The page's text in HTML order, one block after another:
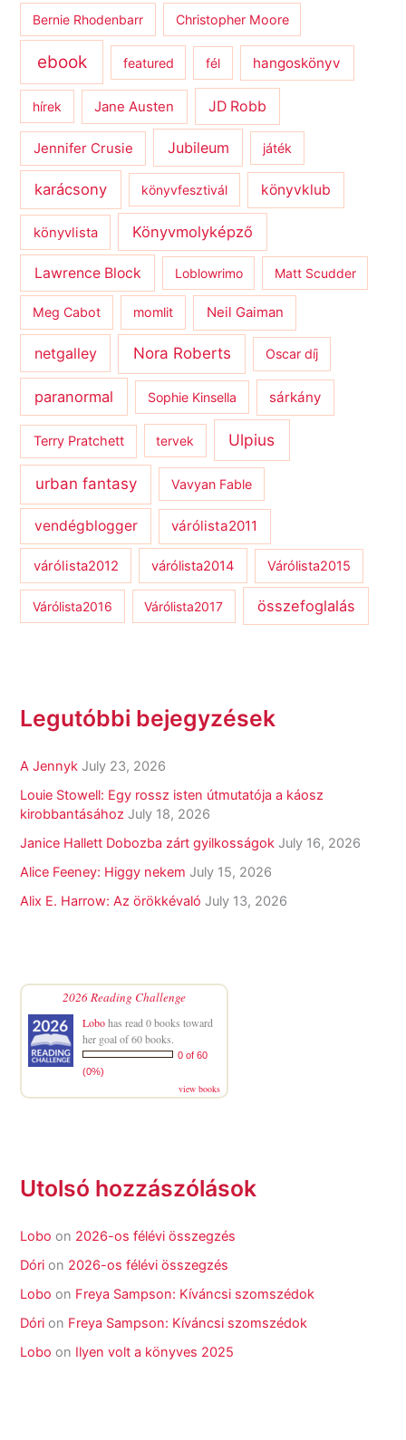
Bernie Rhodenbarr Christopher Moore
ebook featured fél hangoskönyv
hírek Jane Austen JD Robb
Jennifer Crusie Jubileum játék
karácsony könyvfesztivál könyvklub
könyvlista Könyvmolyképző
Lawrence Block Loblowrimo Matt Scudder
Meg Cabot momlit Neil Gaiman
netgalley Nora Roberts Oscar díj
paranormal Sophie Kinsella sárkány
Terry Pratchett tervek Ulpius
urban fantasy Vavyan Fable
vendégblogger várólista2011
várólista2012 várólista2014 Várólista2015
Várólista2016 Várólista2017 összefoglalás
Legutóbbi bejegyzések
A Jennyk July 23, 2026
Louie Stowell: Egy ​rossz isten útmutatója a káosz
kirobbantásához July 18, 2026
Janice Hallett Dobozba zárt gyilkosságok July 16, 2026
Alice Feeney: Higgy nekem July 15, 2026
Alix E. Harrow: Az örökkévaló July 13, 2026
2026 Reading Challenge
Lobohas read 0 books toward
her goal of 60 books.
0 of 60
(0%)
view books
Utolsó hozzászólások
Lobo on 2026-os félévi összegzés
Dóri on 2026-os félévi összegzés
Lobo on Freya Sampson: Kíváncsi szomszédok
Dóri on Freya Sampson: Kíváncsi szomszédok
Lobo on Ilyen volt a könyves 2025